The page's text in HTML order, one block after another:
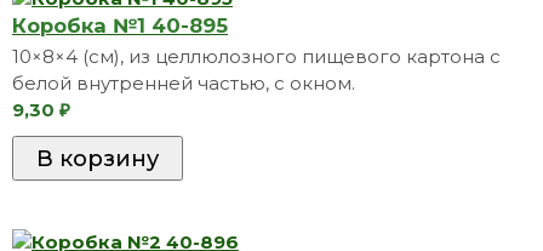
Коробкa №1 40-895
10×8×4 (см), из целлюлозного пищевого картона с
белой внутренней частью, с окном.
9,30 ₽